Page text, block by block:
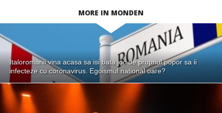
MORE IN MONDEN
Italoromanii vina acasa sa isi bata joc de propriul popor sa ii
infecteze cu coronavirus. Egoismul national oare?